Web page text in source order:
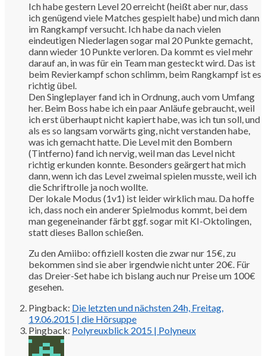
Ich habe gestern Level 20 erreicht (heißt aber nur, dass
ich genügend viele Matches gespielt habe) und mich dann
im Rangkampf versucht. Ich habe da nach vielen
eindeutigen Niederlagen sogar mal 20 Punkte gemacht,
dann wieder 10 Punkte verloren. Da kommt es viel mehr
darauf an, in was für ein Team man gesteckt wird. Das ist
beim Revierkampf schon schlimm, beim Rangkampf ist es
richtig übel.
Den Singleplayer fand ich in Ordnung, auch vom Umfang
her. Beim Boss habe ich ein paar Anläufe gebraucht, weil
ich erst überhaupt nicht kapiert habe, was ich tun soll, und
als es so langsam vorwärts ging, nicht verstanden habe,
was ich gemacht hatte. Die Level mit den Bombern
(Tintferno) fand ich nervig, weil man das Level nicht
richtig erkunden konnte. Besonders geärgert hat mich
dann, wenn ich das Level zweimal spielen musste, weil ich
die Schriftrolle ja noch wollte.
Der lokale Modus (1v1) ist leider wirklich mau. Da hoffe
ich, dass noch ein anderer Spielmodus kommt, bei dem
man gegeneinander färbt ggf. sogar mit KI-Oktolingen,
statt dieses Ballon schießen.
Zu den Amiibo: offiziell kosten die zwar nur 15€, zu
bekommen sind sie aber irgendwie nicht unter 20€. Für
das Dreier-Set habe ich bislang auch nur Preise um 100€
gesehen.
Pingback: Die letzten und nächsten 24h, Freitag,
19.06.2015 | die Hörsuppe
Pingback: Polyreuxblick 2015 | Polyneux